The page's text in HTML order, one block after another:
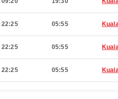
22:25 05:55
22:25 05:55
22:25 05:55